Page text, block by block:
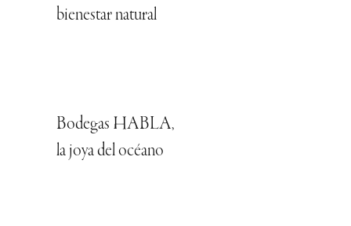
bienestar natural
Bodegas HABLA,
la joya del océano